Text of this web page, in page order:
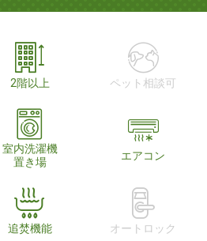
2階以上 ペット相談可
室内洗濯機
置き場
エアコン
追焚機能 オートロック